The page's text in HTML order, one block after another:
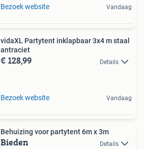
Bezoek website Vandaag
vidaXL Partytent inklapbaar 3x4 m staal
antraciet
€ 128,99 Details
Bezoek website Vandaag
Behuizing voor partytent 6m x 3m
Bieden Details